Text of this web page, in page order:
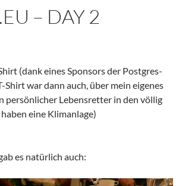
– DAY 2
(dank eines Sponsors der Postgres-
Shirt war dann auch, über mein eigenes
persönlicher Lebensretter in den völlig
eine Klimanlage)
es natürlich auch: